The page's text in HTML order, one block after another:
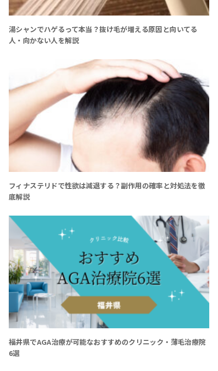
湯シャンでハゲるって本当？抜け毛が増える原因と向いてる
人・向かない人を解説
フィナステリドで性欲は減退する？副作用の確率と対処法を徹
底解説
福井県でAGA治療が可能なおすすめのクリニック・薄毛治療院
6選